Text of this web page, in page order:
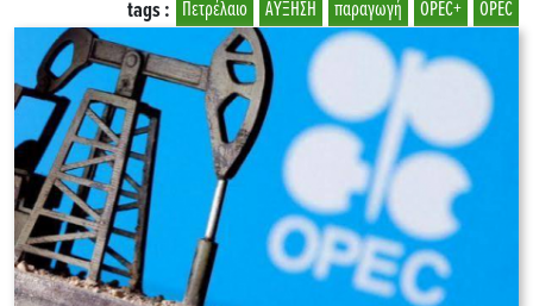
OPEC
OPEC+
παραγωγή
ΑΥΞΗΣΗ
Πετρέλαιο
tags :